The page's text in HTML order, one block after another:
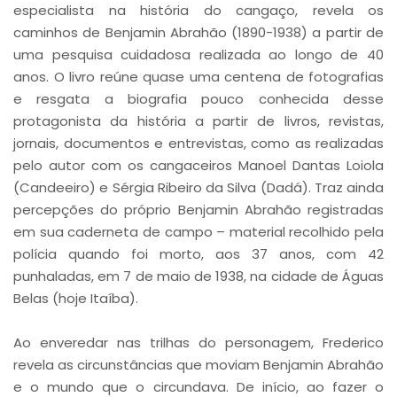
especialista na história do cangaço, revela os
caminhos de Benjamin Abrahão (1890-1938) a partir de
uma pesquisa cuidadosa realizada ao longo de 40
anos. O livro reúne quase uma centena de fotografias
e resgata a biografia pouco conhecida desse
protagonista da história a partir de livros, revistas,
jornais, documentos e entrevistas, como as realizadas
pelo autor com os cangaceiros Manoel Dantas Loiola
(Candeeiro) e Sérgia Ribeiro da Silva (Dadá). Traz ainda
percepções do próprio Benjamin Abrahão registradas
em sua caderneta de campo – material recolhido pela
polícia quando foi morto, aos 37 anos, com 42
punhaladas, em 7 de maio de 1938, na cidade de Águas
Belas (hoje Itaíba).
Ao enveredar nas trilhas do personagem, Frederico
revela as circunstâncias que moviam Benjamin Abrahão
e o mundo que o circundava. De início, ao fazer o